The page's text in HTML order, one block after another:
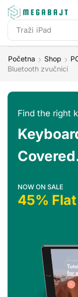
Traži iPad
Početna Shop
Bluetooth zvučnici
Find the right
NOW ON SALE
45% Flat